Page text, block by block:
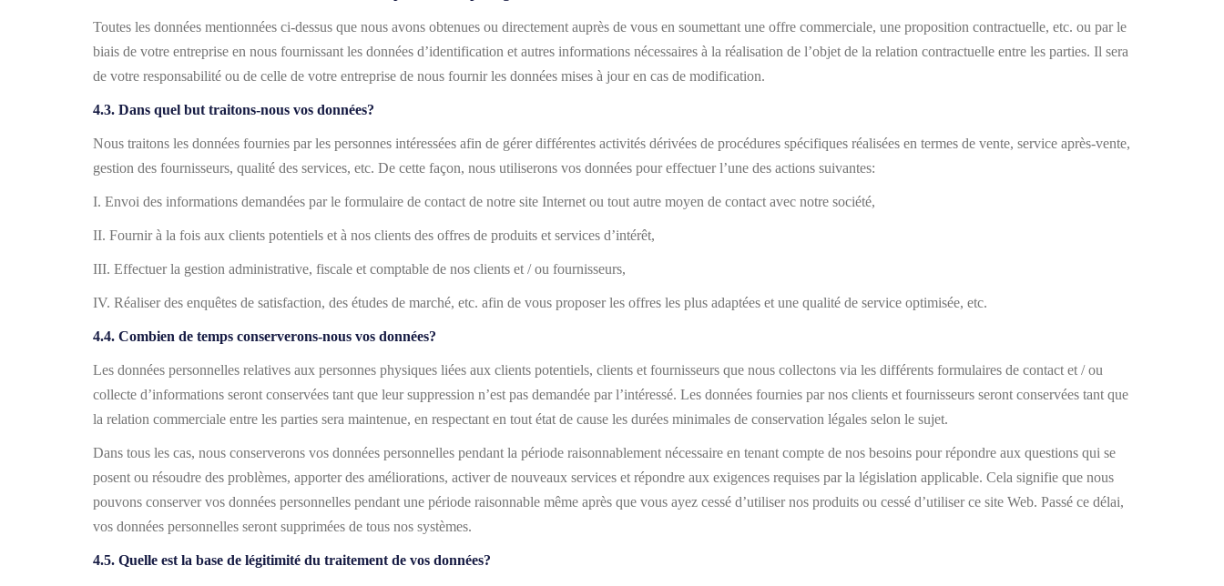
Toutes les données mentionnées ci-dessus que nous avons obtenues ou directement auprès de vous en soumettant une offre commerciale, une proposition contractuelle, etc. ou par le
biais de votre entreprise en nous fournissant les données d’identification et autres informations nécessaires à la réalisation de l’objet de la relation contractuelle entre les parties. Il sera
de votre responsabilité ou de celle de votre entreprise de nous fournir les données mises à jour en cas de modification.
4.3. Dans quel but traitons-nous vos données?
Nous traitons les données fournies par les personnes intéressées afin de gérer différentes activités dérivées de procédures spécifiques réalisées en termes de vente, service après-vente,
gestion des fournisseurs, qualité des services, etc. De cette façon, nous utiliserons vos données pour effectuer l’une des actions suivantes:
I. Envoi des informations demandées par le formulaire de contact de notre site Internet ou tout autre moyen de contact avec notre société,
II. Fournir à la fois aux clients potentiels et à nos clients des offres de produits et services d’intérêt,
III. Effectuer la gestion administrative, fiscale et comptable de nos clients et / ou fournisseurs,
IV. Réaliser des enquêtes de satisfaction, des études de marché, etc. afin de vous proposer les offres les plus adaptées et une qualité de service optimisée, etc.
4.4. Combien de temps conserverons-nous vos données?
Les données personnelles relatives aux personnes physiques liées aux clients potentiels, clients et fournisseurs que nous collectons via les différents formulaires de contact et / ou
collecte d’informations seront conservées tant que leur suppression n’est pas demandée par l’intéressé. Les données fournies par nos clients et fournisseurs seront conservées tant que
la relation commerciale entre les parties sera maintenue, en respectant en tout état de cause les durées minimales de conservation légales selon le sujet.
Dans tous les cas, nous conserverons vos données personnelles pendant la période raisonnablement nécessaire en tenant compte de nos besoins pour répondre aux questions qui se
posent ou résoudre des problèmes, apporter des améliorations, activer de nouveaux services et répondre aux exigences requises par la législation applicable. Cela signifie que nous
pouvons conserver vos données personnelles pendant une période raisonnable même après que vous ayez cessé d’utiliser nos produits ou cessé d’utiliser ce site Web. Passé ce délai,
vos données personnelles seront supprimées de tous nos systèmes.
4.5. Quelle est la base de légitimité du traitement de vos données?